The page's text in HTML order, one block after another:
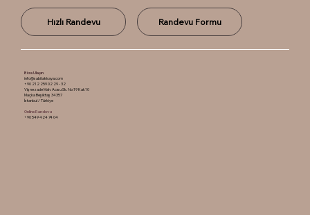
Randevu Formu
Hızlı Randevu
Bize Ulaşın
info@sabitakkaya.com
+90 212 259 02 29 - 32
Vişnezade Mah. Acısu Sk. No:19 Kat:10
Maçka Beşiktaş 34357
İstanbul / Türkiye
Online Randevu
+90 549 424 74 04